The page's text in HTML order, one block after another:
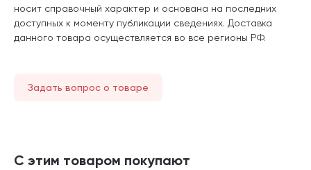
носит справочный характер и основана на последних
доступных к моменту публикации сведениях. Доставка
данного товара осуществляется во все регионы РФ.
Задать вопрос о товаре
С этим товаром покупают